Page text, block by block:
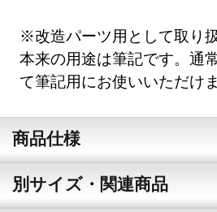
※改造パーツ用として取り
本来の用途は筆記です。通
て筆記用にお使いいただけま
商品仕様
別サイズ・関連商品